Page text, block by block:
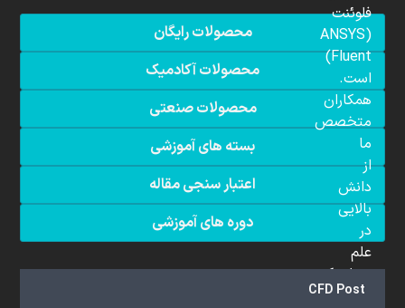
محصولات رایگان
محصولات آکادمیک
محصولات صنعتی
بسته های آموزشی
اعتبار سنجی مقاله
دوره های آموزشی
CFD Post
فلوئنت
(ANSYS
Fluent)
است.
همکاران
متخصص
ما
از
دانش
بالایی
در
علم
دینامیک
سیالات